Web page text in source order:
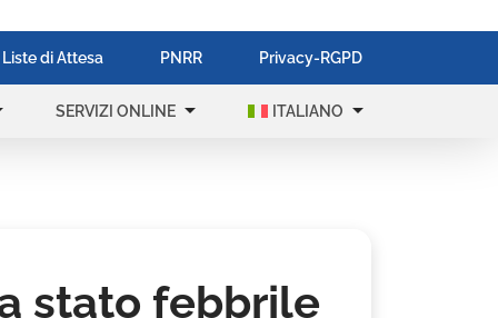
Liste di Attesa PNRR Privacy-RGPD
SERVIZI ONLINE arrow_drop_down ITALIANO arrow_drop_down
stato febbrile